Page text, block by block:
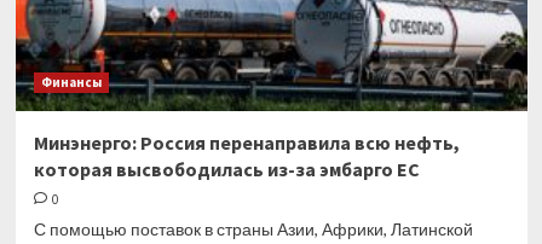
за
оборотом
товаров
с
Россией
Финансы
Минэнерго: Россия перенаправила всю нефть,
которая высвободилась из-за эмбарго ЕС
0
С помощью поставок в страны Азии, Африки, Латинской